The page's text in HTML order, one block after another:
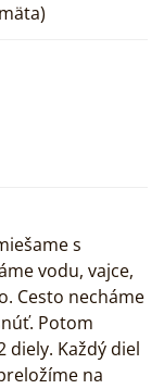
s
vodu, vajce,
Cesto necháme
Potom
diely. Každý diel
na